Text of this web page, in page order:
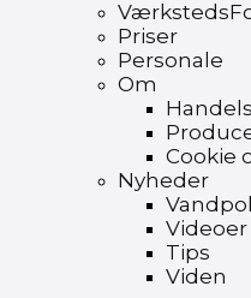
Priser
Personale
Om
Cookie
Nyheder
Videoer
Tips
Viden